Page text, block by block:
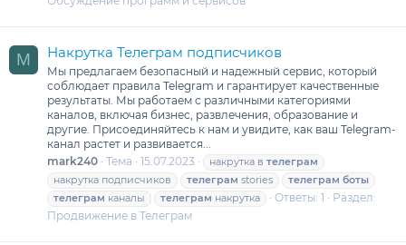
M Накрутка Телеграм подписчиков
Мы предлагаем безопасный и надежный сервис, который
соблюдает правила Telegram и гарантирует качественные
результаты. Мы работаем с различными категориями
каналов, включая бизнес, развлечения, образование и
другие. Присоединяйтесь к нам и увидите, как ваш Telegram-
канал растет и развивается...
mark240 Тема 15.07.2023 накрутка в телеграм
накрутка подписчиков
телеграм stories телеграм боты
телеграм каналы телеграм накрутка Ответы: 1
Раздел:
Продвижение в Телеграм